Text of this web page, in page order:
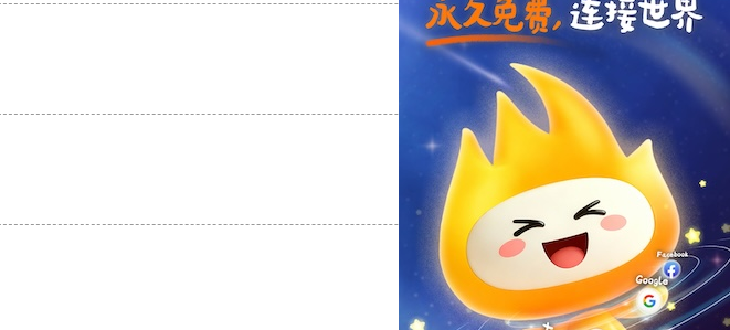
支持
支持 反对 [0]